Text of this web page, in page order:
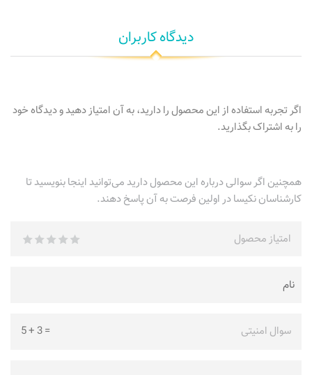
دیدگاه کاربران
اگر تجربه استفاده از این محصول را دارید، به آن امتیاز دهید و دیدگاه خود
را به اشتراک بگذارید.
همچنین اگر سوالی درباره این محصول دارید می‌توانید اینجا بنویسید تا
کارشناسان نکیسا در اولین فرصت به آن پاسخ دهند.
امتیاز محصول
سوال امنیتی =
3
+
5